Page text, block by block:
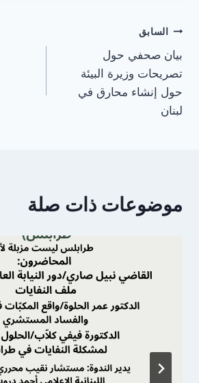
تصفّح
المقالات
السابق
بيان صحفي حول
تصريحات وزيرة البيئة
حول إنشاء محارق في
لبنان
موضوعات ذات صلة